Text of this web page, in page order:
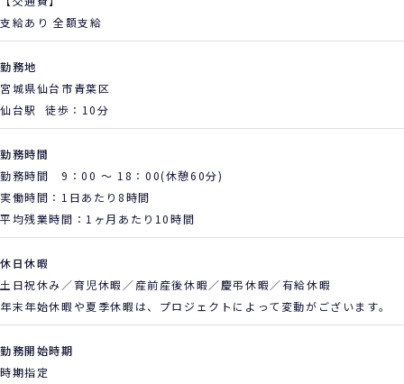
支給あり 全額支給
勤務地
宮城県仙台市青葉区
仙台駅 徒歩：10分
勤務時間
勤務時間 9：00 ～ 18：00(休憩60分)
実働時間：1日あたり8時間
平均残業時間：1ヶ月あたり10時間
休日休暇
土日祝休み／育児休暇／産前産後休暇／慶弔休暇／有給休暇
年末年始休暇や夏季休暇は、プロジェクトによって変動がございます。
勤務開始時期
時期指定